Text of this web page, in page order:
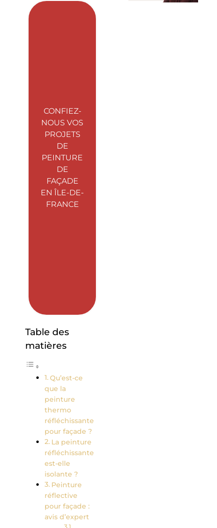
CONFIEZ-
NOUS VOS
PROJETS
DE
PEINTURE
DE
FAÇADE
EN ÎLE-DE-
FRANCE
Table des
matières
Qu’est-ce
que la
peinture
thermo
réfléchissante
pour façade ?
La peinture
réfléchissante
est-elle
isolante ?
Peinture
réflective
pour façade :
avis d’expert